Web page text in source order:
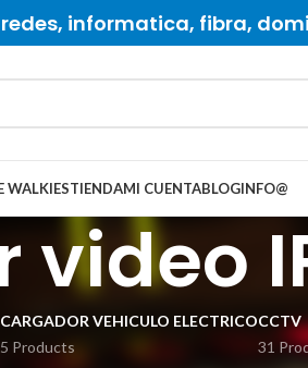
informatica, fibra,
WALKIESTIENDAMI CUENTABLOGINFO@
video
CARGADOR VEHICULO ELECTRICO
5 Products
CCTV
31